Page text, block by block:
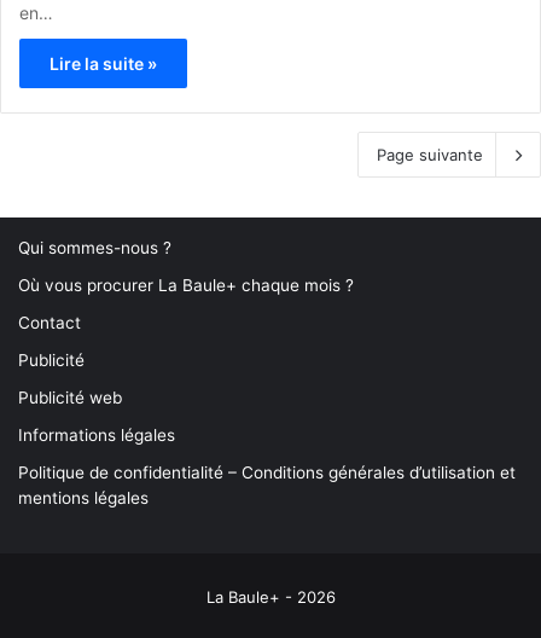
en…
Lire la suite »
Page suivante
Qui sommes-nous ?
Où vous procurer La Baule+ chaque mois ?
Contact
Publicité
Publicité web
Informations légales
Politique de confidentialité – Conditions générales d’utilisation et
mentions légales
La Baule+ - 2026